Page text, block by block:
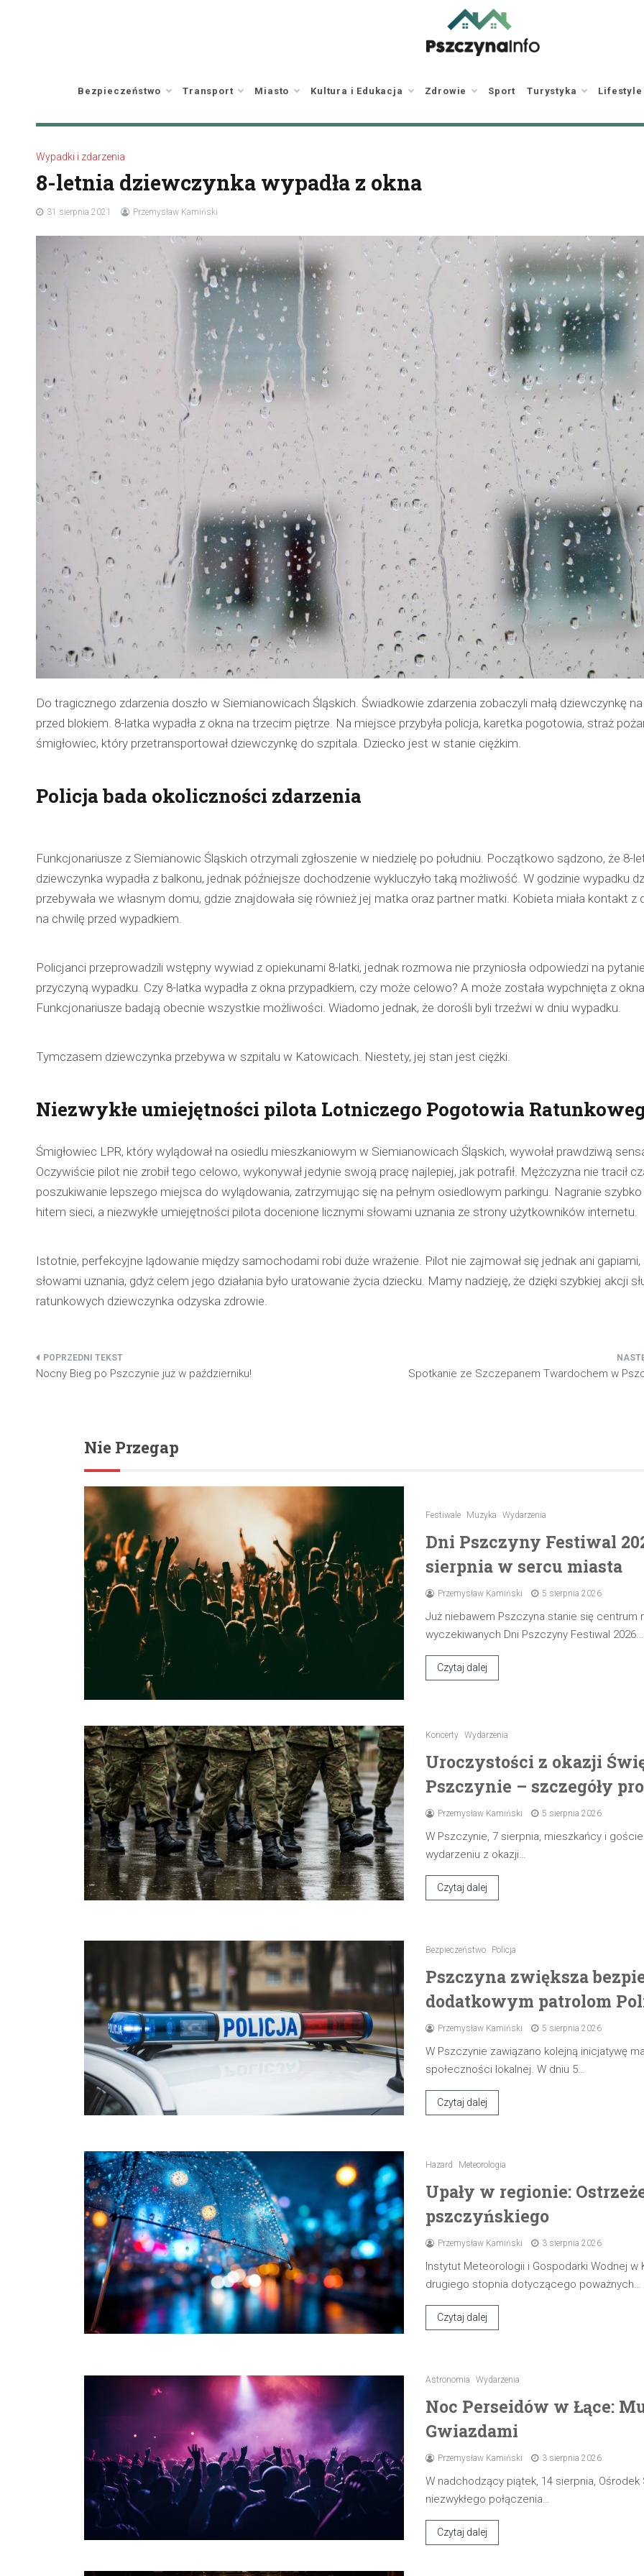
Bezpieczeństwo Transport Miasto Kultura i Edukacja Zdrowie Sport Turystyka Lifestyle
Wypadki i zdarzenia
8-letnia dziewczynka wypadła z okna
31 sierpnia 2021 Przemysław Kamiński
Do tragicznego zdarzenia doszło w Siemianowicach Śląskich. Świadkowie zdarzenia zobaczyli małą dziewczynkę
przed blokiem. 8-latka wypadła z okna na trzecim piętrze. Na miejsce przybyła policja, karetka pogotowia, straż
śmigłowiec, który przetransportował dziewczynkę do szpitala. Dziecko jest w stanie ciężkim.
Policja bada okoliczności zdarzenia
Funkcjonariusze z Siemianowic Śląskich otrzymali zgłoszenie w niedzielę po południu. Początkowo sądzono, że 8-
dziewczynka wypadła z balkonu, jednak późniejsze dochodzenie wykluczyło taką możliwość. W godzinie wypadku
przebywała we własnym domu, gdzie znajdowała się również jej matka oraz partner matki. Kobieta miała kontakt z
na chwilę przed wypadkiem.
Policjanci przeprowadzili wstępny wywiad z opiekunami 8-latki, jednak rozmowa nie przyniosła odpowiedzi na
przyczyną wypadku. Czy 8-latka wypadła z okna przypadkiem, czy może celowo? A może została wypchnięta z
Funkcjonariusze badają obecnie wszystkie możliwości. Wiadomo jednak, że dorośli byli trzeźwi w dniu wypadku.
Tymczasem dziewczynka przebywa w szpitalu w Katowicach. Niestety, jej stan jest ciężki.
Niezwykłe umiejętności pilota Lotniczego Pogotowia
Śmigłowiec LPR, który wylądował na osiedlu mieszkaniowym w Siemianowicach Śląskich, wywołał prawdziwą
Oczywiście pilot nie zrobił tego celowo, wykonywał jedynie swoją pracę najlepiej, jak potrafił. Mężczyzna nie tracił
poszukiwanie lepszego miejsca do wylądowania, zatrzymując się na pełnym osiedlowym parkingu. Nagranie szybko
hitem sieci, a niezwykłe umiejętności pilota docenione licznymi słowami uznania ze strony użytkowników internetu.
Istotnie, perfekcyjne lądowanie między samochodami robi duże wrażenie. Pilot nie zajmował się jednak ani gapiami,
słowami uznania, gdyż celem jego działania było uratowanie życia dziecku. Mamy nadzieję, że dzięki szybkiej akcji
ratunkowych dziewczynka odzyska zdrowie.
Nawigacja
Nocny Bieg po Pszczynie już w październiku!
Spotkanie ze Szczepanem Twardochem w
Policjant poza służbą
pijanego kierowcę
31 marca 2026
bielskiej jednostki prewencji,
Nie Przegap
Festiwale Muzyka Wydarzenia
Dni Pszczyny Festiwal
sierpnia w sercu miasta
Przemysław Kamiński 5 sierpnia 2026
Już niebawem Pszczyna stanie się
wyczekiwanych Dni Pszczyny Festiwal
Czytaj dalej
Koncerty Wydarzenia
Uroczystości z okazji
Pszczynie – szczegóły
Przemysław Kamiński 5 sierpnia 2026
W Pszczynie, 7 sierpnia, mieszkańcy i
wydarzeniu z okazji…
Czytaj dalej
Bezpieczeństwo Policja
Pszczyna zwiększa
dodatkowym patrolom
Przemysław Kamiński 5 sierpnia 2026
W Pszczynie zawiązano kolejną inicjatywę
społeczności lokalnej. W dniu 5…
Czytaj dalej
Hazard Meteorologia
Upały w regionie:
pszczyńskiego
Przemysław Kamiński 3 sierpnia 2026
Instytut Meteorologii i Gospodarki Wodnej w
drugiego stopnia dotyczącego poważnych…
Czytaj dalej
Astronomia Wydarzenia
Noc Perseidów w Łące:
Gwiazdami
Przemysław Kamiński 3 sierpnia 2026
W nadchodzący piątek, 14 sierpnia,
niezwykłego połączenia…
Czytaj dalej